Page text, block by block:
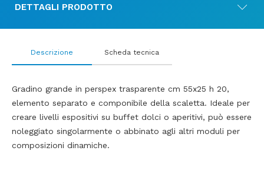
DETTAGLI PRODOTTO
Descrizione
Gradino grande in perspex trasparente cm 55x25 h 20,
elemento separato e componibile della scaletta. Ideale per
creare livelli espositivi su buffet dolci o aperitivi, può essere
noleggiato singolarmente o abbinato agli altri moduli per
composizioni dinamiche.
Scheda tecnica